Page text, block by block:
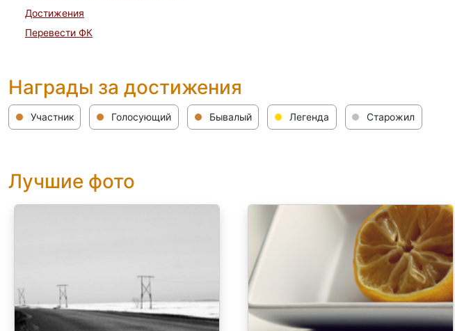
Достижения
Перевести ФК
Награды за достижения
Участник Голосующий Бывалый Легенда Старожил
Лучшие фото